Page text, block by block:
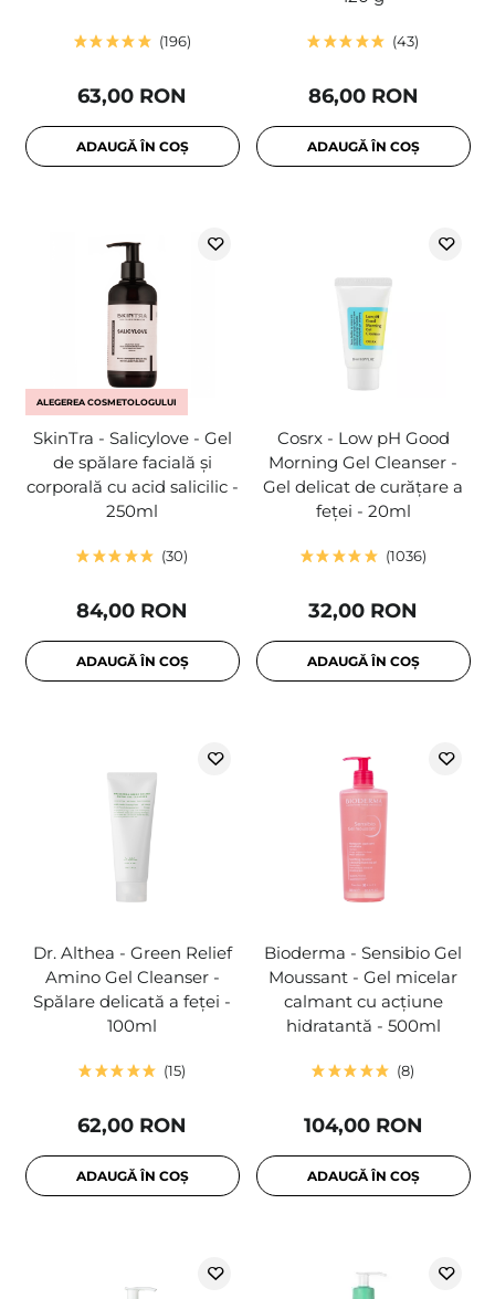
196
63,00 RON
ADAUGĂ ÎN COȘ
43
86,00 RON
ADAUGĂ ÎN COȘ
ALEGEREA COSMETOLOGULUI
SkinTra - Salicylove - Gel
de spălare facială și
corporală cu acid salicilic -
250ml
30
84,00 RON
ADAUGĂ ÎN COȘ
Cosrx - Low pH Good
Morning Gel Cleanser -
Gel delicat de curățare a
feței - 20ml
1036
32,00 RON
ADAUGĂ ÎN COȘ
Dr. Althea - Green Relief
Amino Gel Cleanser -
Spălare delicată a feței -
100ml
15
62,00 RON
ADAUGĂ ÎN COȘ
Bioderma - Sensibio Gel
Moussant - Gel micelar
calmant cu acțiune
hidratantă - 500ml
8
104,00 RON
ADAUGĂ ÎN COȘ